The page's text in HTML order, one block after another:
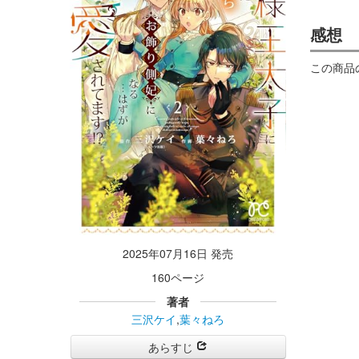
2025年07月16日 発売
160ページ
著者
三沢ケイ,葉々ねろ
あらすじ
感想
この商品